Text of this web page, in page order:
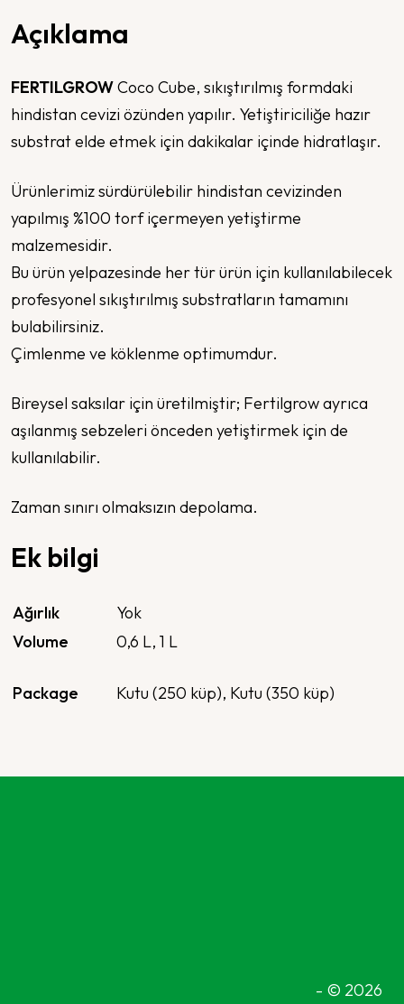
Açıklama
FERTILGROWCoco Cube, sıkıştırılmış formdaki
hindistan cevizi özünden yapılır. Yetiştiriciliğe hazır
substrat elde etmek için dakikalar içinde hidratlaşır.
Ürünlerimiz sürdürülebilir hindistan cevizinden
yapılmış %100 torf içermeyen yetiştirme
malzemesidir.
Bu ürün yelpazesinde her tür ürün için kullanılabilecek
profesyonel sıkıştırılmış substratların tamamını
bulabilirsiniz.
Çimlenme ve köklenme optimumdur.
Bireysel saksılar için üretilmiştir; Fertilgrow ayrıca
aşılanmış sebzeleri önceden yetiştirmek için de
kullanılabilir.
Zaman sınırı olmaksızın depolama.
Ek bilgi
Ağırlık
Yok
Volume
0,6 L, 1 L
Package Kutu (250 küp), Kutu (350 küp)
- © 2026